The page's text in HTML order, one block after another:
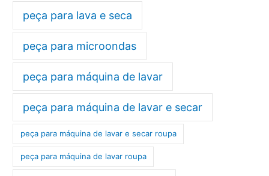
peça para lava e seca
peça para microondas
peça para máquina de lavar
peça para máquina de lavar e secar
peça para máquina de lavar e secar roupa
peça para máquina de lavar roupa